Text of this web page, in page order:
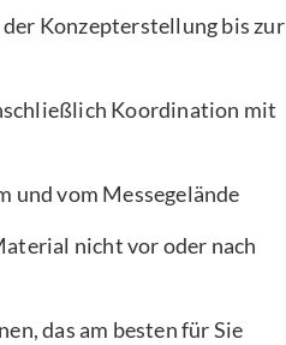
Konzepterstellung bis zur
Koordination mit
und vom Messegelände
nicht vor oder nach
das am besten für Sie